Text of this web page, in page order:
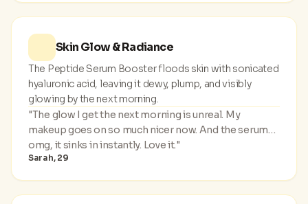
Skin Glow & Radiance
The Peptide Serum Booster floods skin with sonicated
hyaluronic acid, leaving it dewy, plump, and visibly
glowing by the next morning.
"The glow I get the next morning is unreal. My
makeup goes on so much nicer now. And the serum…
omg, it sinks in instantly. Love it."
Sarah, 29